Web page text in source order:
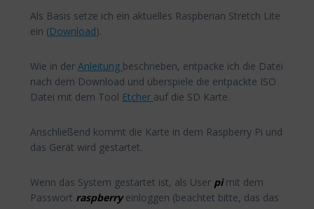
Als Basis setze ich ein aktuelles Raspberian Stretch Lite
ein (Download).
Wie in der Anleitung beschrieben, entpacke ich die Datei
nach dem Download und überspiele die entpackte ISO
Datei mit dem Tool Etcher auf die SD Karte.
Anschließend kommt die Karte in dem Raspberry Pi und
das Gerät wird gestartet.
Wenn das System gestartet ist, als User pimit dem
Passwort raspberryeinloggen (beachtet bitte, das das